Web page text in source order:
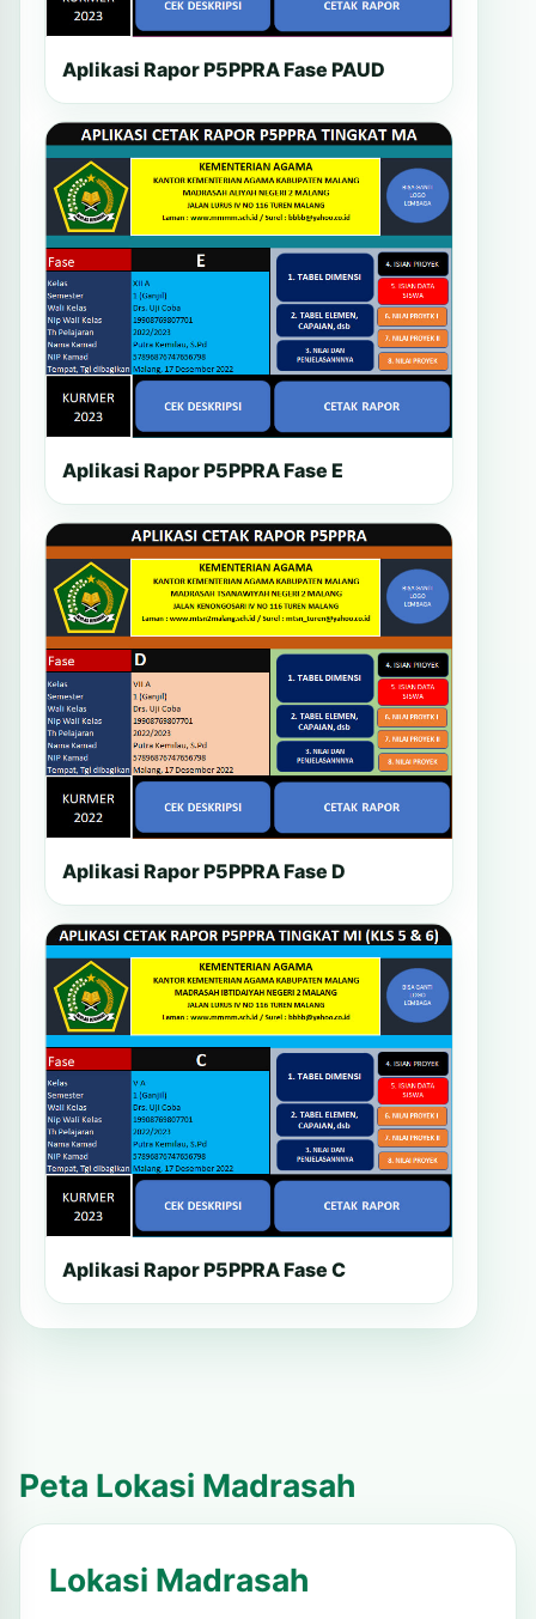
Aplikasi Rapor P5PPRA Fase PAUD
Aplikasi Rapor P5PPRA Fase E
Aplikasi Rapor P5PPRA Fase D
Aplikasi Rapor P5PPRA Fase C
Peta Lokasi Madrasah
Lokasi Madrasah